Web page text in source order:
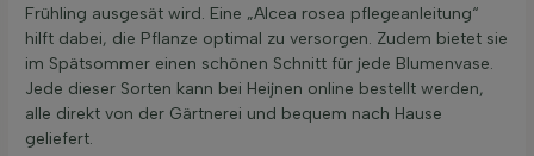
Frühling ausgesät wird. Eine „Alcea rosea pflegeanleitung“
hilft dabei, die Pflanze optimal zu versorgen. Zudem bietet sie
im Spätsommer einen schönen Schnitt für jede Blumenvase.
Jede dieser Sorten kann bei Heijnen online bestellt werden,
alle direkt von der Gärtnerei und bequem nach Hause
geliefert.